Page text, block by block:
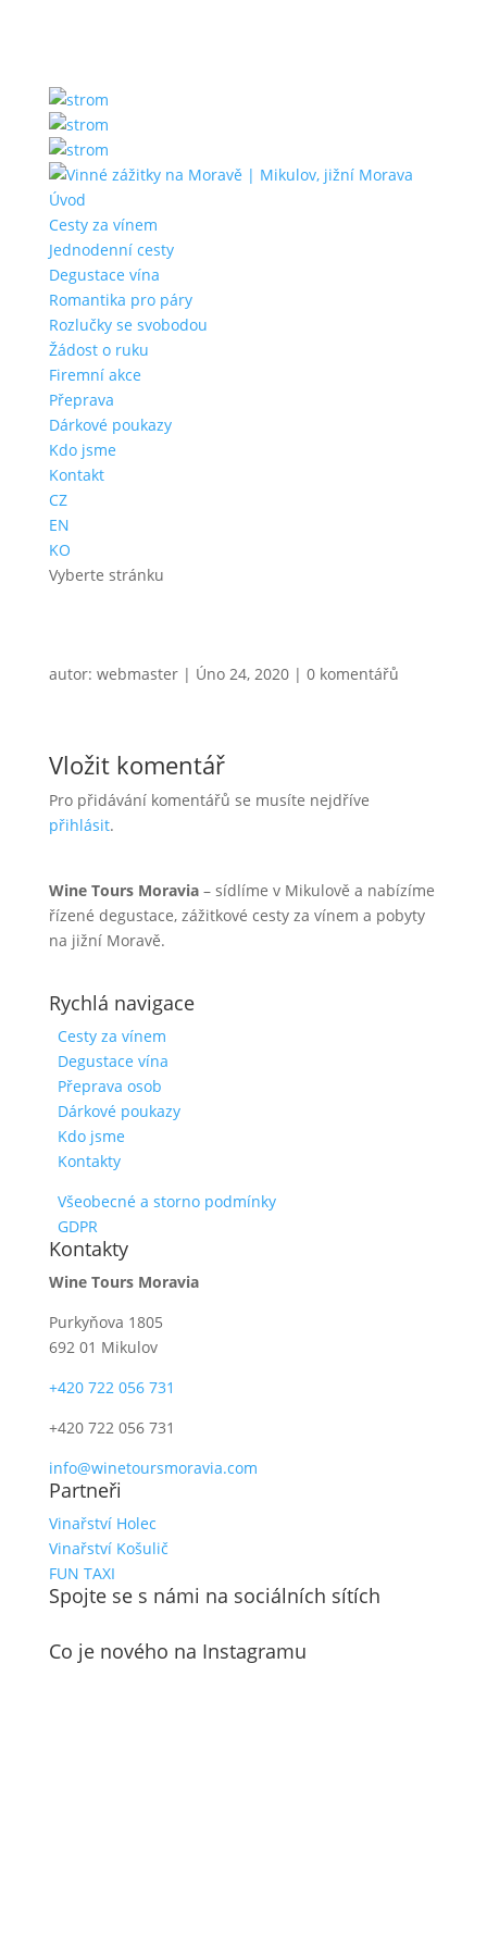
Úvod
Cesty za vínem
Jednodenní cesty
Degustace vína
Romantika pro páry
Rozlučky se svobodou
Žádost o ruku
Firemní akce
Přeprava
Dárkové poukazy
Kdo jsme
Kontakt
CZ
EN
KO
Vyberte stránku
autor: webmaster| Úno 24, 2020| 0 komentářů
Vložit komentář
Pro přidávání komentářů se musíte nejdříve
přihlásit.
Wine Tours Moravia– sídlíme v Mikulově a nabízíme
řízené degustace, zážitkové cesty za vínem a pobyty
na jižní Moravě.
Rychlá navigace
Cesty za vínem
Degustace vína
Přeprava osob
Dárkové poukazy
Kdo jsme
Kontakty
Všeobecné a storno podmínky
GDPR
Kontakty
Wine Tours Moravia
Purkyňova 1805
692 01 Mikulov
+420 722 056 731
+420 722 056 731
info@winetoursmoravia.com
Partneři
Vinařství Holec
Vinařství Košulič
FUN TAXI
Spojte se s námi na sociálních sítích
Co je nového na Instagramu